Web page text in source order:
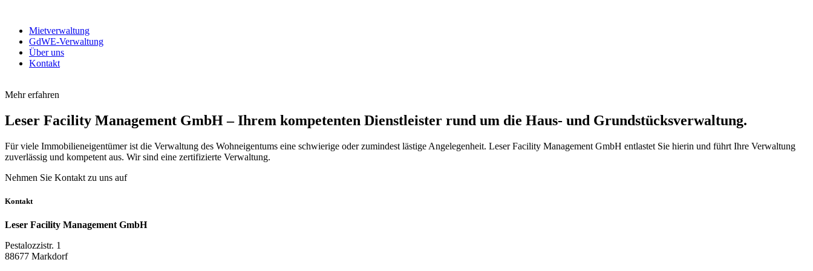
Mietverwaltung
GdWE-Verwaltung
Über uns
Kontakt
Mehr erfahren
Leser Facility Management GmbH – Ihrem kompetenten Dienstleister rund um die Haus- und Grundstücksverwaltung.
Für viele Immobilieneigentümer ist die Verwaltung des Wohneigentums eine schwierige oder zumindest lästige Angelegenheit. Leser Facility Management GmbH entlastet Sie hierin und führt Ihre Verwaltung
zuverlässig und kompetent aus. Wir sind eine zertifizierte Verwaltung.
Nehmen Sie Kontakt zu uns auf
Kontakt
Leser Facility Management GmbH
Pestalozzistr. 1
88677 Markdorf